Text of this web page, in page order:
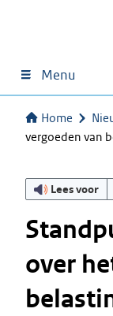
Menu
Home
vergoeden van
Lees voor
over